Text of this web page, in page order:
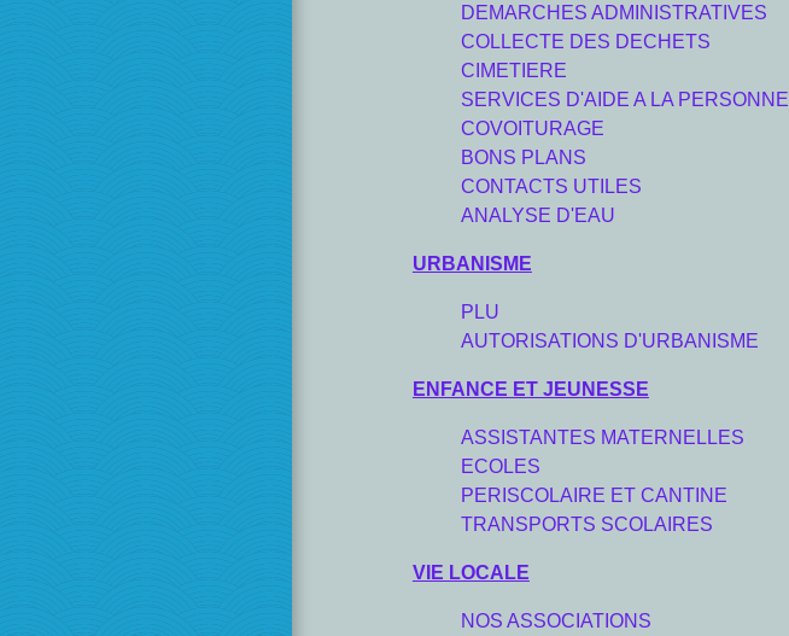
DEMARCHES ADMINISTRATIVES
COLLECTE DES DECHETS
CIMETIERE
SERVICES D'AIDE A LA PERSONNE
COVOITURAGE
BONS PLANS
CONTACTS UTILES
ANALYSE D'EAU
URBANISME
PLU
AUTORISATIONS D'URBANISME
ENFANCE ET JEUNESSE
ASSISTANTES MATERNELLES
ECOLES
PERISCOLAIRE ET CANTINE
TRANSPORTS SCOLAIRES
VIE LOCALE
NOS ASSOCIATIONS